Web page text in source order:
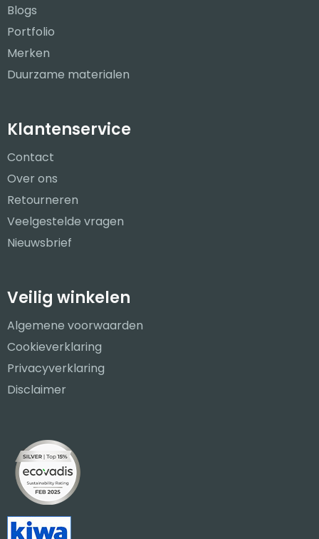
Blogs
Portfolio
Merken
Duurzame materialen
Klantenservice
Contact
Over ons
Retourneren
Veelgestelde vragen
Nieuwsbrief
Veilig winkelen
Algemene voorwaarden
Cookieverklaring
Privacyverklaring
Disclaimer